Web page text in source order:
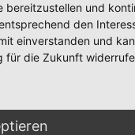
Vorname*
bereitzustellen und
den
einverstanden und
für die Zukunft